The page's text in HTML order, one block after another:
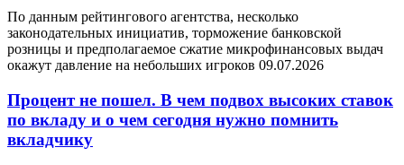
По данным рейтингового агентства, несколько
законодательных инициатив, торможение банковской
розницы и предполагаемое сжатие микрофинансовых выдач
окажут давление на небольших игроков 09.07.2026
Процент не пошел. В чем подвох высоких ставок
по вкладу и о чем сегодня нужно помнить
вкладчику